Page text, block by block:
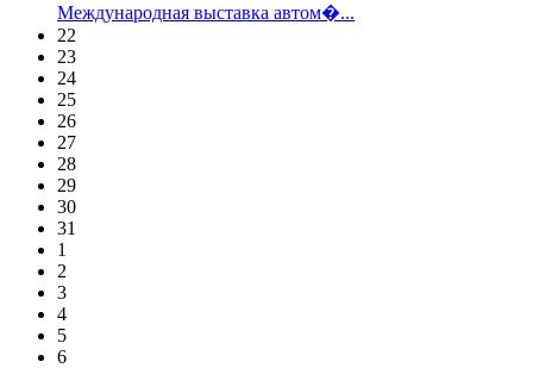
Международная выставка автом�...
22
23
24
25
26
27
28
29
30
31
1
2
3
4
5
6